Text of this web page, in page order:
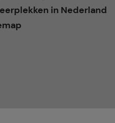
in Nederland